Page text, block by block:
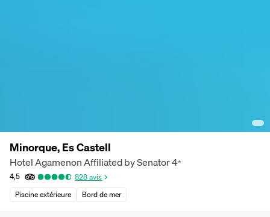
Minorque, Es Castell
Hotel Agamenon Affiliated by Senator4*
4,5 828avis
Piscine extérieure
Bord de mer